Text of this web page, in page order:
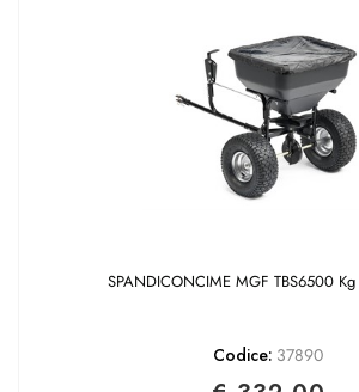
SPANDICONCIME MGF TBS6500
Codice: 37890